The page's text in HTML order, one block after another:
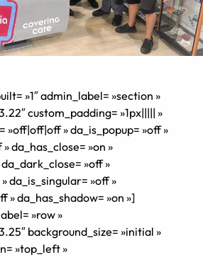
»1″ admin_label= »section »
custom_padding= »1px||||| »
»off|off|off » da_is_popup= »off »
da_has_close= »on »
»off »
da_is_singular= »off »
» da_has_shadow= »on »]
»row »
background_size= »initial »
»top_left »